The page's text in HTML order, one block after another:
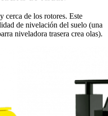
cerca de los rotores. Este
de nivelación del suelo (una
niveladora trasera crea olas).